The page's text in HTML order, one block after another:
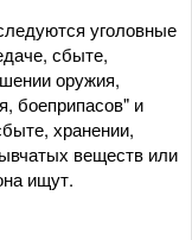
уголовные
сбыте,
оружия,
боеприпасов" и
хранении,
веществ или
ищут.